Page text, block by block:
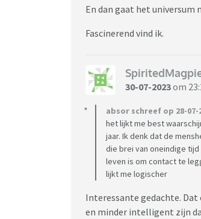
En dan gaat het universum
Fascinerend vind ik.
30-07-2023om
absor schreef op 28-07-
het lijkt me best
jaar. Ik denk dat de
die brei van oneindige
leven is om contact te
lijkt me logischer
Interessante gedachte.
en minder intelligent zijn